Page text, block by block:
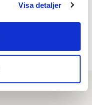
Visa detaljer